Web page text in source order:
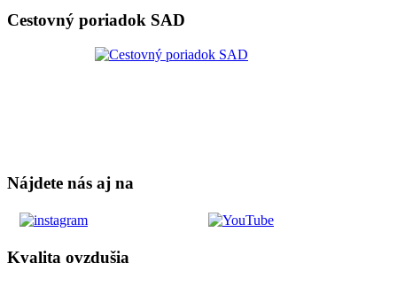
Cestovný poriadok SAD
Nájdete nás aj na
Kvalita ovzdušia